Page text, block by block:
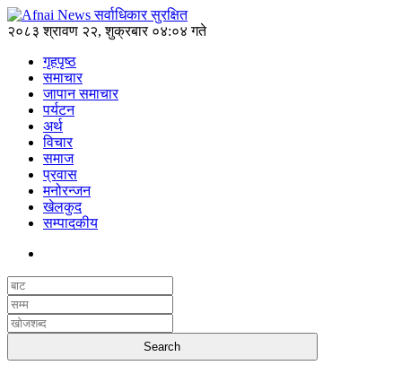
२०८३ श्रावण २२, शुक्रबार ०४:०४ गते
गृहपृष्ठ
समाचार
जापान समाचार
पर्यटन
अर्थ
विचार
समाज
प्रवास
मनोरन्जन
खेलकुद
सम्पादकीय